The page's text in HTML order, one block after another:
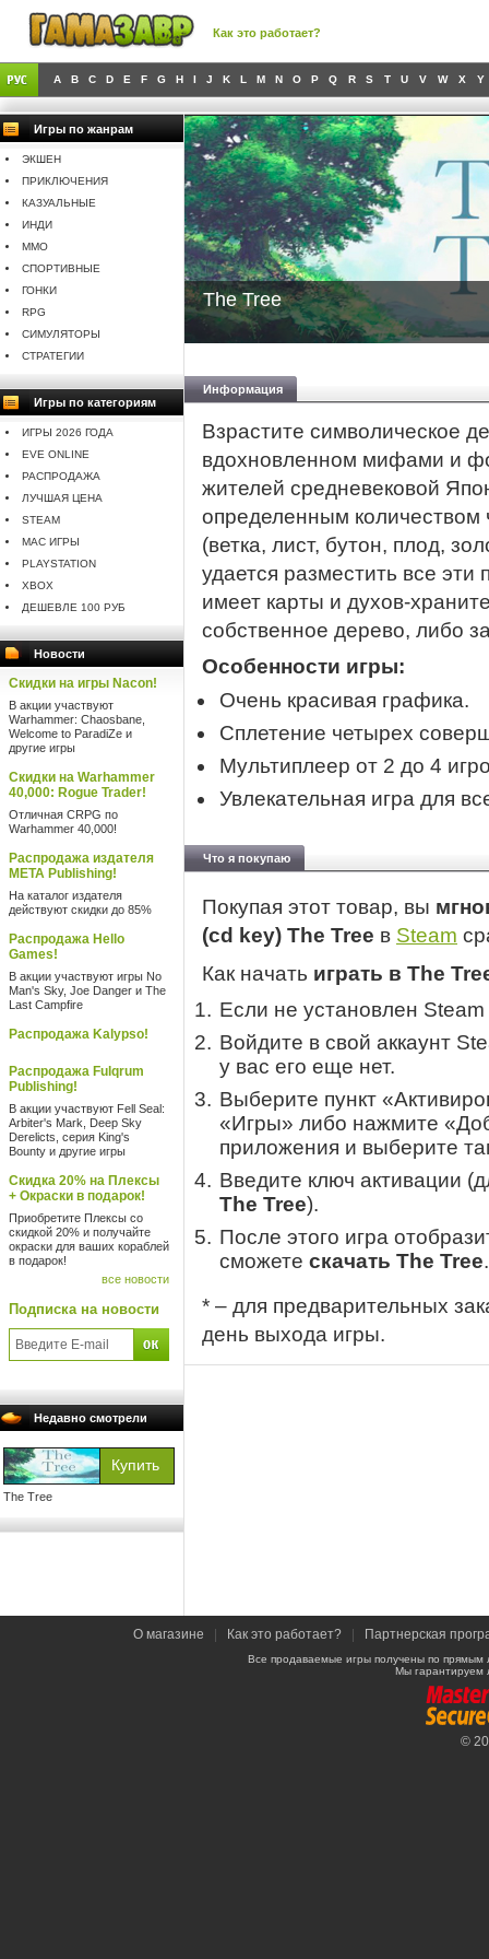
Как это работает?
A B C D E F G H I J K L M N O P Q R S T U V W X Y
Игры по жанрам
ЭКШЕН
ПРИКЛЮЧЕНИЯ
КАЗУАЛЬНЫЕ
ИНДИ
MMO
СПОРТИВНЫЕ
ГОНКИ
RPG
СИМУЛЯТОРЫ
СТРАТЕГИИ
Игры по категориям
ИГРЫ 2026 ГОДА
EVE ONLINE
РАСПРОДАЖА
ЛУЧШАЯ ЦЕНА
STEAM
MAC ИГРЫ
PLAYSTATION
XBOX
ДЕШЕВЛЕ 100 РУБ
Новости
Скидки на игры Nacon!
В акции участвуют
Warhammer: Chaosbane,
Welcome to ParadiZe и
другие игры
Скидки на Warhammer
40,000: Rogue Trader!
Отличная CRPG по
Warhammer 40,000!
Распродажа издателя
META Publishing!
На каталог издателя
действуют скидки до 85%
Распродажа Hello
Games!
В акции участвуют игры No
Man's Sky, Joe Danger и The
Last Campfire
Распродажа Kalypso!
Распродажа Fulqrum
Publishing!
В акции участвуют Fell Seal:
Arbiter's Mark, Deep Sky
Derelicts, серия King's
Bounty и другие игры
Скидка 20% на Плексы
+ Окраски в подарок!
Приобретите Плексы со
скидкой 20% и получайте
окраски для ваших кораблей
в подарок!
все новости
Подписка на новости
Недавно смотрели
The Tree
The Tree
Информация
Взрастите символическое
вдохновленном мифами и
жителей средневековой
определенным
(ветка, лист, бутон, плод,
удается разместить все
имеет карты и духов-
собственное дерево, либо
Особенности игры:
Очень красивая графика.
Сплетение четырех
Мультиплеер от 2 до 4
Увлекательная игра для
Что я покупаю
Покупая этот товар, вы
(cd key) The Tree в Steam
Как начать играть в The
Если не установлен
Войдите в свой аккаунт
у вас его еще нет.
Выберите пункт
«Игры» либо нажмите
приложения и выберите
Введите ключ активации
The Tree).
После этого игра
сможете скачать The Tree.
* – для предварительных
день выхода игры.
О магазине Как это работает? Партнерская
Все продаваемые игры получены по
Мы гарантируем
©